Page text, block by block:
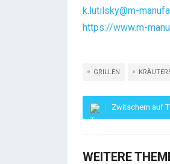
k.lutilsky@m-
https://www.m-
GRILLEN
Zwitschern auf
WEITERE